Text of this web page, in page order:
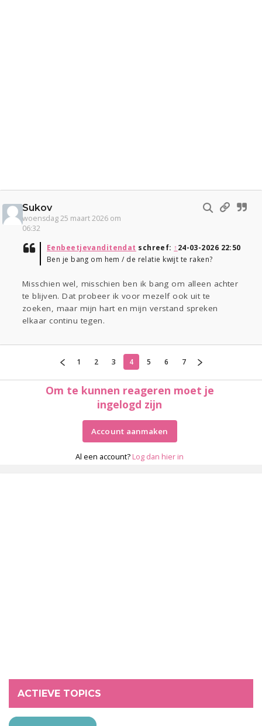
Sukov
woensdag 25 maart 2026 om
06:32
Eenbeetjevanditendat schreef: ↑24-03-2026 22:50
Ben je bang om hem / de relatie kwijt te raken?
Misschien wel, misschien ben ik bang om alleen achter
te blijven. Dat probeer ik voor mezelf ook uit te
zoeken, maar mijn hart en mijn verstand spreken
elkaar continu tegen.
1 2 3 4 5 6 7
Om te kunnen reageren moet je
ingelogd zijn
Account aanmaken
Al een account? Log dan hier in
ACTIEVE TOPICS